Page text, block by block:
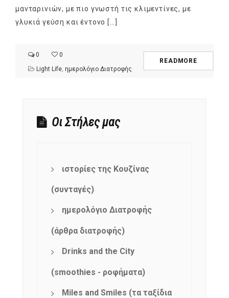
μανταρινιών, με πιο γνωστή τις κλιμεντίνες, με
γλυκιά γεύση και έντονο […]
0
0
Light Life ημερολόγιο Διατροφής
READMORE
Οι Στήλες μας
ιστορίες της Κουζίνας
(συνταγές)
ημερολόγιο Διατροφής
(άρθρα διατροφής)
Drinks and the City
(smoothies - ροφήματα)
Miles and Smiles (τα ταξίδια